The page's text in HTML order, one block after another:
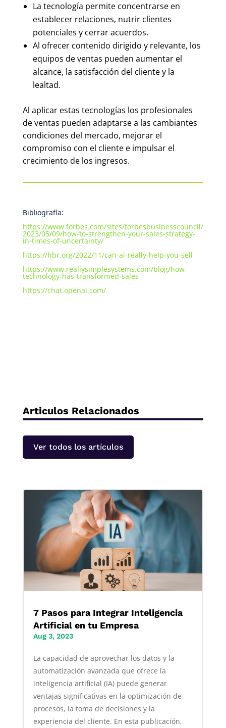
La tecnología permite concentrarse en
establecer relaciones, nutrir clientes
potenciales y cerrar acuerdos.
Al ofrecer contenido dirigido y relevante, los
equipos de ventas pueden aumentar el
alcance, la satisfacción del cliente y la
lealtad.
Al aplicar estas tecnologías los profesionales
de ventas pueden adaptarse a las cambiantes
condiciones del mercado, mejorar el
compromiso con el cliente e impulsar el
crecimiento de los ingresos.
Bibliografía:
https://www.forbes.com/sites/forbesbusinesscouncil/
2023/05/09/how-to-strengthen-your-sales-strategy-
in-times-of-uncertainty/
https://hbr.org/2022/11/can-ai-really-help-you-sell
https://www.reallysimplesystems.com/blog/how-
technology-has-transformed-sales
https://chat.openai.com/
Articulos Relacionados
Ver todos los artículos
7 Pasos para Integrar Inteligencia
Artificial en tu Empresa
Aug 3, 2023
La capacidad de aprovechar los datos y la
automatización avanzada que ofrece la
inteligencia artificial (IA) puede generar
ventajas significativas en la optimización de
procesos, la toma de decisiones y la
experiencia del cliente. En esta publicación,